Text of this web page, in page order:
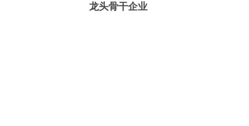
龙头骨干企业